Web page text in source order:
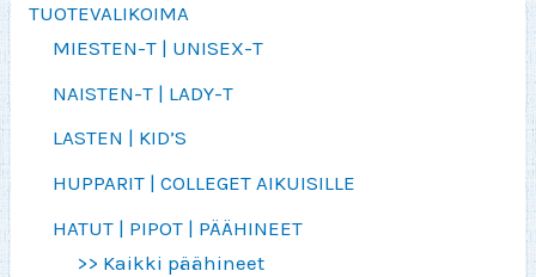
TUOTEVALIKOIMA
MIESTEN-T | UNISEX-T
NAISTEN-T | LADY-T
LASTEN | KID’S
HUPPARIT | COLLEGET AIKUISILLE
HATUT | PIPOT | PÄÄHINEET
>> Kaikki päähineet